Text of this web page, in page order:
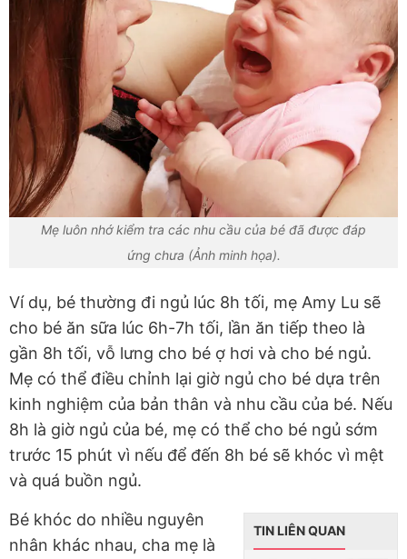
Mẹ luôn nhớ kiểm tra các nhu cầu của bé đã được đáp
ứng chưa (Ảnh minh họa).
Ví dụ, bé thường đi ngủ lúc 8h tối, mẹ Amy Lu sẽ
cho bé ăn sữa lúc 6h-7h tối, lần ăn tiếp theo là
gần 8h tối, vỗ lưng cho bé ợ hơi và cho bé ngủ.
Mẹ có thể điều chỉnh lại giờ ngủ cho bé dựa trên
kinh nghiệm của bản thân và nhu cầu của bé. Nếu
8h là giờ ngủ của bé, mẹ có thể cho bé ngủ sớm
trước 15 phút vì nếu để đến 8h bé sẽ khóc vì mệt
và quá buồn ngủ.
TIN LIÊN QUAN
Bé khóc do nhiều nguyên
nhân khác nhau, cha mẹ là